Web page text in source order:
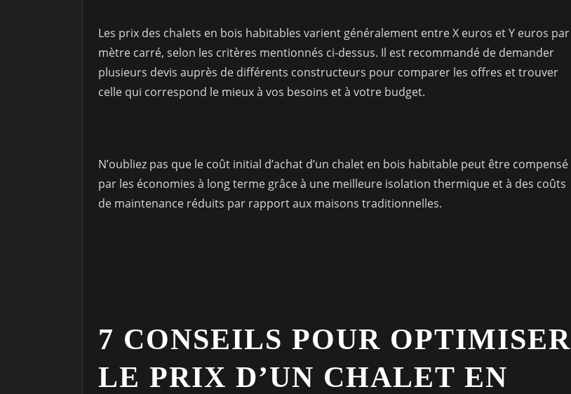
Les prix des chalets en bois habitables varient généralement entre X euros et Y euros par
mètre carré, selon les critères mentionnés ci-dessus. Il est recommandé de demander
plusieurs devis auprès de différents constructeurs pour comparer les offres et trouver
celle qui correspond le mieux à vos besoins et à votre budget.
N’oubliez pas que le coût initial d’achat d’un chalet en bois habitable peut être compensé
par les économies à long terme grâce à une meilleure isolation thermique et à des coûts
de maintenance réduits par rapport aux maisons traditionnelles.
7 CONSEILS POUR OPTIMISER
LE PRIX D’UN CHALET EN